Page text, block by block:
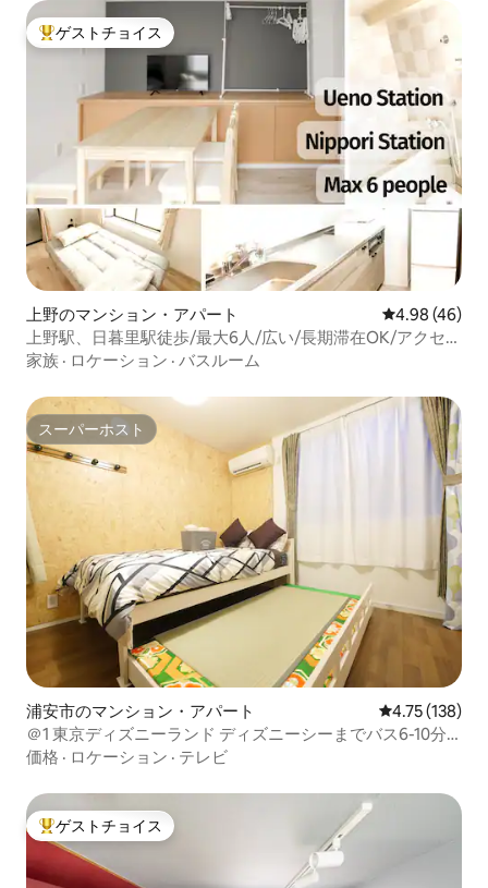
大好評のゲストチョイスです。
ゲストチョイス
上野のマンション・アパート レビュー46
4.98 (46)
上野駅、日暮里駅徒歩/最大6人/広い/長期滞在OK/アクセス
良/家族歓迎/日本伝統の街
家族 · ロケーション · バスルーム
スーパーホスト
スーパーホスト
浦安市のマンション・アパート レビュー138
4.75 (138)
＠1 東京ディズニーランド ディズニーシーまでバス6-10分
バス停 24Hスーパーなど徒歩1分
価格 · ロケーション · テレビ
大好評のゲストチョイスです。
ゲストチョイス